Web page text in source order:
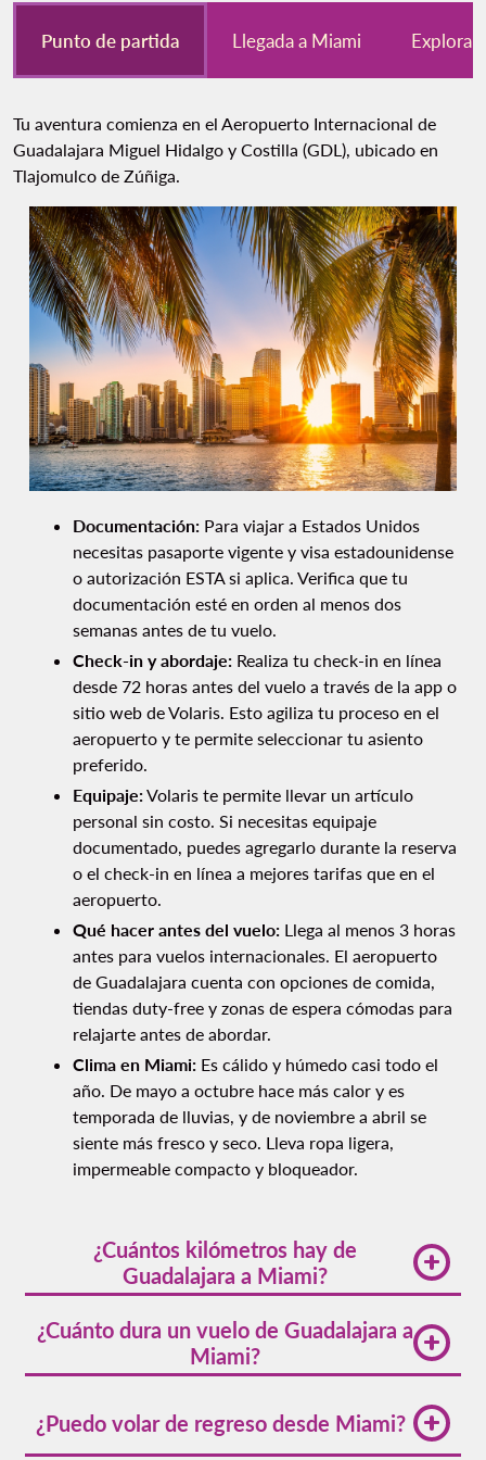
Punto de partida Llegada a Miami Explora
Tu aventura comienza en el Aeropuerto Internacional de
Guadalajara Miguel Hidalgo y Costilla (GDL), ubicado en
Tlajomulco de Zúñiga.
Documentación: Para viajar a Estados Unidos
necesitas pasaporte vigente y visa estadounidense
o autorización ESTA si aplica. Verifica que tu
documentación esté en orden al menos dos
semanas antes de tu vuelo.
Check-in y abordaje: Realiza tu check-in en línea
desde 72 horas antes del vuelo a través de la app o
sitio web de Volaris. Esto agiliza tu proceso en el
aeropuerto y te permite seleccionar tu asiento
preferido.
Equipaje:Volaris te permite llevar un artículo
personal sin costo. Si necesitas equipaje
documentado, puedes agregarlo durante la reserva
o el check-in en línea a mejores tarifas que en el
aeropuerto.
Qué hacer antes del vuelo: Llega al menos 3 horas
antes para vuelos internacionales. El aeropuerto
de Guadalajara cuenta con opciones de comida,
tiendas duty-free y zonas de espera cómodas para
relajarte antes de abordar.
Clima en Miami: Es cálido y húmedo casi todo el
año. De mayo a octubre hace más calor y es
temporada de lluvias, y de noviembre a abril se
siente más fresco y seco. Lleva ropa ligera,
impermeable compacto y bloqueador.
¿Cuántos kilómetros hay de
Guadalajara a Miami?
es de2,420 kilómetros. Volaris conecta ambas
ciudades con vuelos directos que hacen el trayecto
cómodo y eficiente.
¿Cuánto dura un vuelo de Guadalajara a
Miami?
aproximadamente
. Los tiempos pueden
variar ligeramente según las condiciones climáticas
¿Puedo volar de regreso desde Miami?